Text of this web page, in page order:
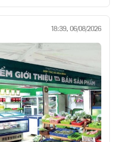
18:39, 06/08/2026